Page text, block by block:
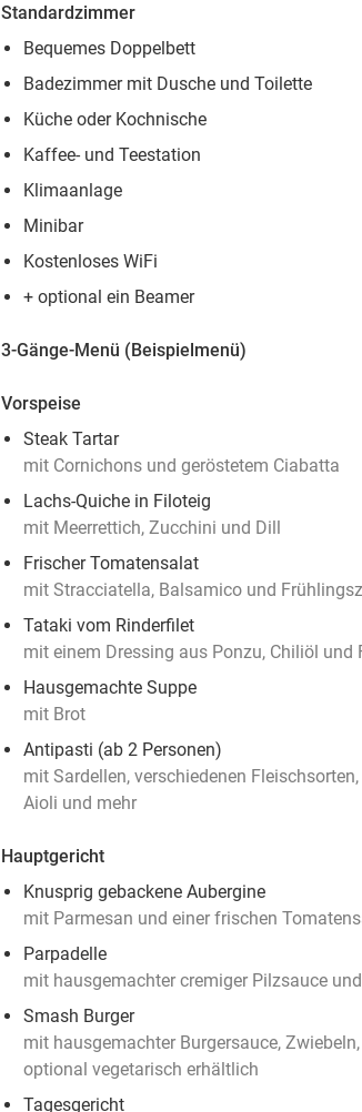
Standardzimmer
Bequemes Doppelbett
Badezimmer mit Dusche und Toilette
Küche oder Kochnische
Kaffee- und Teestation
Klimaanlage
Minibar
Kostenloses WiFi
+ optional ein Beamer
3-Gänge-Menü (Beispielmenü)
Vorspeise
Steak Tartar
mit Cornichons und geröstetem Ciabatta
Lachs-Quiche in Filoteig
mit Meerrettich, Zucchini und Dill
Frischer Tomatensalat
mit Stracciatella, Balsamico und
Tataki vom Rinderfilet
mit einem Dressing aus Ponzu, Chiliöl und
Hausgemachte Suppe
mit Brot
Antipasti (ab 2 Personen)
mit Sardellen, verschiedenen
Aioli und mehr
Hauptgericht
Knusprig gebackene Aubergine
mit Parmesan und einer frischen
Parpadelle
mit hausgemachter cremiger Pilzsauce
Smash Burger
mit hausgemachter Burgersauce,
optional vegetarisch erhältlich
Tagesgericht